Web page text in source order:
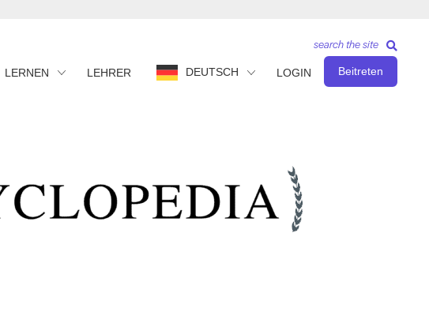
LERNEN LEHRER DEUTSCH LOGIN Beitreten
search the site